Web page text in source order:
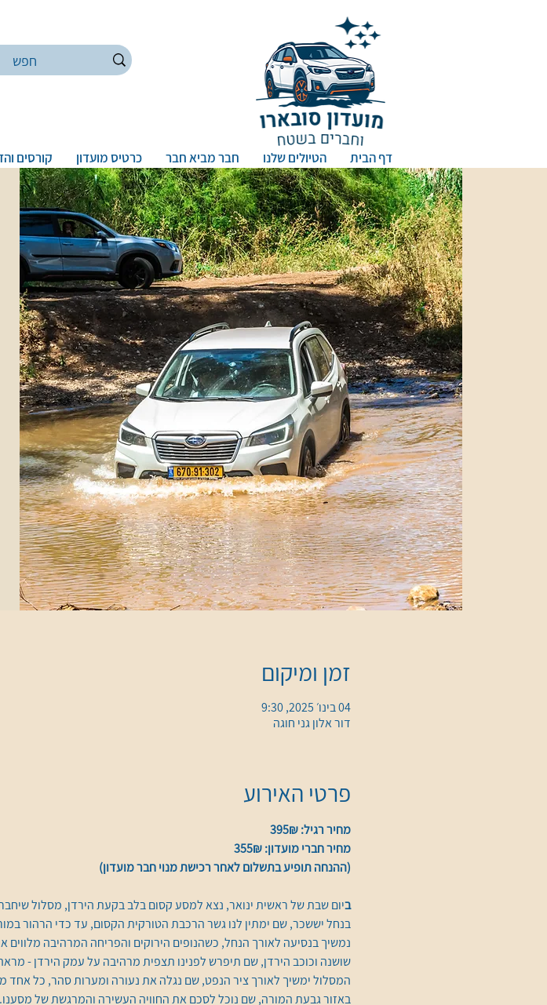
דף הבית הטיולים שלנו חבר מביא חבר כרטיס מועדון קורסים
זמן ומיקום
04 בינו׳ 2025, 9:30
דור אלון גני חוגה
פרטי האירוע
מחיר רגיל: 395₪
מחיר חברי מועדון: 355₪
(ההנחה תופיע בתשלום לאחר רכישת מנוי חבר מועדון)
ביום שבת של ראשית ינואר, נצא למסע קסום בלב בקעת הירדן, מסלול
בנחל יששכר, שם ימתין לנו גשר הרכבת הטורקית הקסום, עד כדי הרהור
נמשיך בנסיעה לאורך הנחל, כשהנופים הירוקים והפריחה המרהיבה מלווים
שושנה וכוכב הירדן, שם תיפרש לפנינו תצפית מרהיבה על עמק הירדן -
המסלול ימשיך לאורך ציר הנפט, שם נגלה את נעורה ומערות סהר, כל
באזור גבעת המורה, שם נוכל לסכם את החוויה העשירה והמרגשת של מסענו.